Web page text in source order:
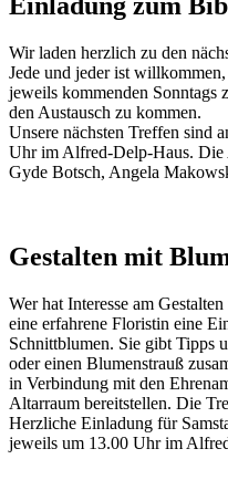
Einladung zum
Wir laden herzlich zu den
Jede und jeder ist
jeweils kommenden Sonntags
den Austausch zu kommen.
Unsere nächsten Treffen sind
Uhr im Alfred-Delp-Haus. Die
Gyde Botsch, Angela
Gestalten mit
Wer hat Interesse am
eine erfahrene Floristin eine
Schnittblumen. Sie gibt Tipps
oder einen Blumenstrauß
in Verbindung mit den
Altarraum bereitstellen. Die
Herzliche Einladung für
jeweils um 13.00 Uhr im